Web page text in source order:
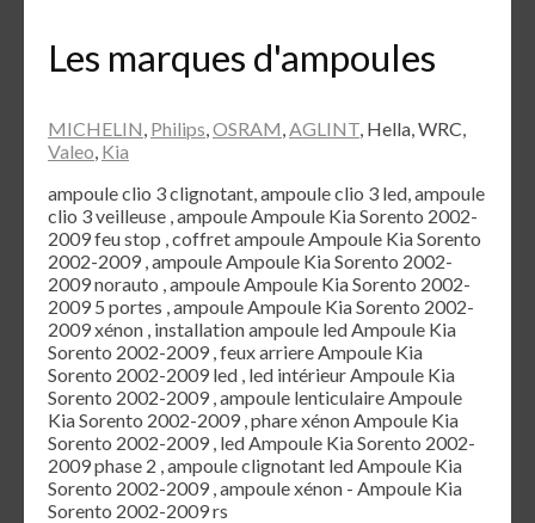
Les marques d'ampoules
MICHELIN, Philips,OSRAM,AGLINT, Hella, WRC,
Valeo, Kia
ampoule clio 3 clignotant, ampoule clio 3 led, ampoule
clio 3 veilleuse , ampoule Ampoule Kia Sorento 2002-
2009 feu stop , coffret ampoule Ampoule Kia Sorento
2002-2009 , ampoule Ampoule Kia Sorento 2002-
2009 norauto , ampoule Ampoule Kia Sorento 2002-
2009 5 portes , ampoule Ampoule Kia Sorento 2002-
2009 xénon , installation ampoule led Ampoule Kia
Sorento 2002-2009 , feux arriere Ampoule Kia
Sorento 2002-2009 led , led intérieur Ampoule Kia
Sorento 2002-2009 , ampoule lenticulaire Ampoule
Kia Sorento 2002-2009 , phare xénon Ampoule Kia
Sorento 2002-2009 , led Ampoule Kia Sorento 2002-
2009 phase 2 , ampoule clignotant led Ampoule Kia
Sorento 2002-2009 , ampoule xénon - Ampoule Kia
Sorento 2002-2009 rs